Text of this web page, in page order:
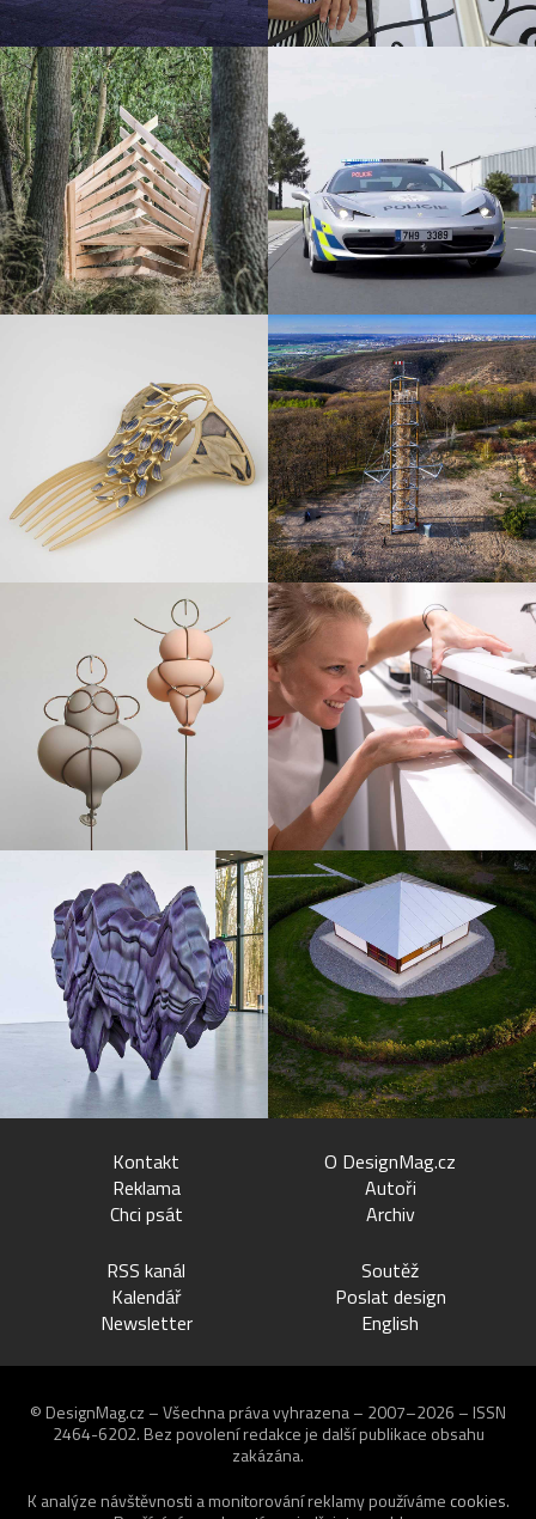
Kontakt
Reklama
Chci psát
O DesignMag.cz
Autoři
Archiv
RSS kanál
Kalendář
Newsletter
Soutěž
Poslat design
English
© DesignMag.cz – Všechna práva vyhrazena – 2007–2026 – ISSN
2464-6202. Bez povolení redakce je další publikace obsahu
zakázána.
K analýze návštěvnosti a monitorování reklamy používáme cookies.